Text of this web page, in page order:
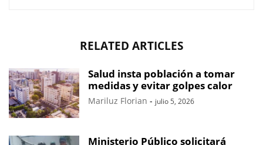
RELATED ARTICLES
Salud insta población a tomar
medidas y evitar golpes calor
Mariluz Florian - julio 5, 2026
Ministerio Público solicitará